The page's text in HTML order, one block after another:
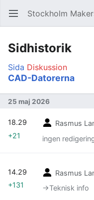
Öppna huvudmenyn Stockholm
Sidhistorik
Sida Diskussion
CAD-Datorerna
25 maj 2026
Rasmus
ingen
18.29
+21
Rasmus
→‎Teknisk info
14.29
+131